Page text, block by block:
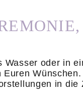
oder in
in